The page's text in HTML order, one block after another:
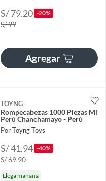
S/ 79.20 -20%
S/ 99
Agregar
TOYNG
Rompecabezas 1000 Piezas Mi
Perú Chanchamayo - Perú
Por Toyng Toys
S/ 41.94 -40%
S/ 69.90
Llega mañana